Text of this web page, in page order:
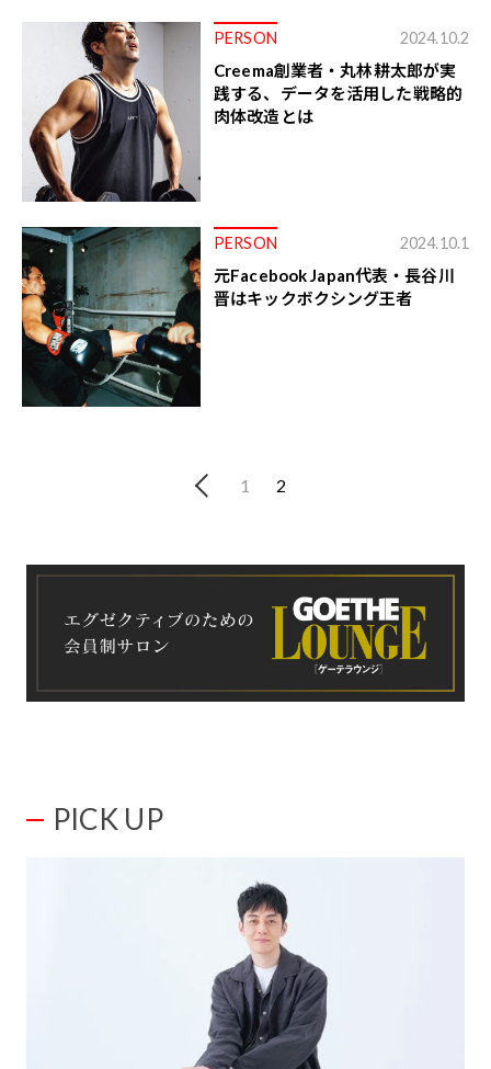
PERSON 2024.10.2
Creema創業者・丸林耕太郎が実
践する、データを活用した戦略的
肉体改造とは
PERSON 2024.10.1
元Facebook Japan代表・長谷川
晋はキックボクシング王者
1 2
PICK UP